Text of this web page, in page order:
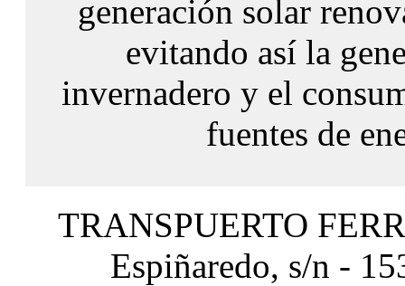
generación solar
evitando así la
invernadero y el
fuentes de
TRANSPUERTO
Espiñaredo, s/n -